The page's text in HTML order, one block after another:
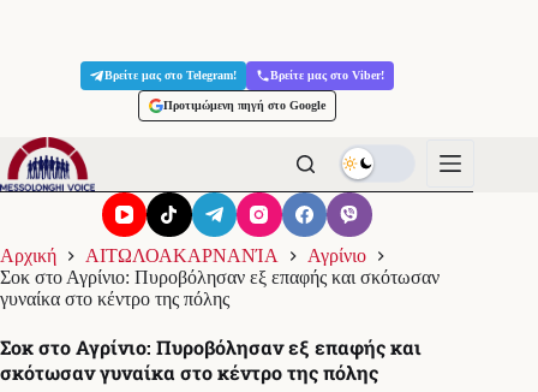
Βρείτε μας στο Telegram! Βρείτε μας στο Viber!
Προτιμώμενη πηγή στο Google
Αρχική ΑΙΤΩΛΟΑΚΑΡΝΑΝΊΑ
Αγρίνιο
Σοκ στο Αγρίνιο: Πυροβόλησαν εξ επαφής και σκότωσαν
γυναίκα στο κέντρο της πόλης
Σοκ στο Αγρίνιο: Πυροβόλησαν εξ επαφής και
σκότωσαν γυναίκα στο κέντρο της πόλης